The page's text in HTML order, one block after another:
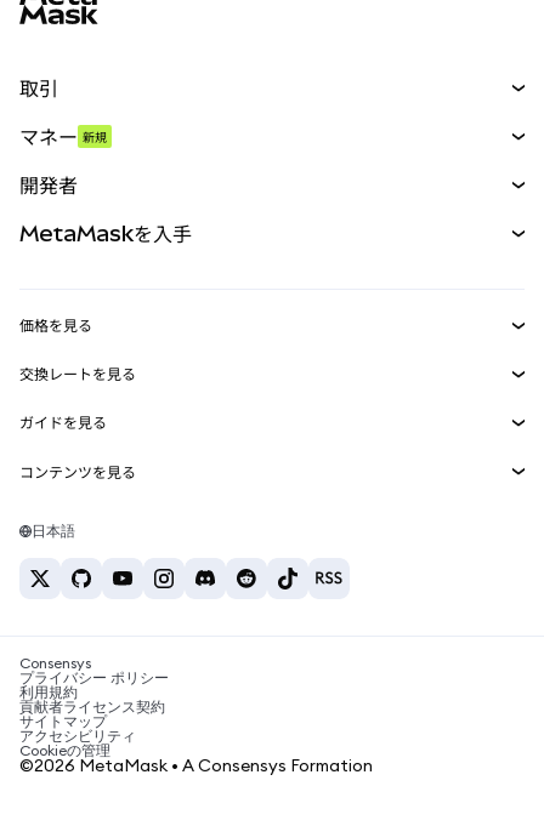
取引
パーペチュアル
RWA
マネー 新規
開発者
MetaMask Connect
Snaps
Web3サービス
MetaMaskを入手
セキュリティ
サポート
キャリア
お問い合わせ
価格を見る
イーサリアムの価格
Solanaの価格
Tetherの価格
交換レートを見る
ETH→USD
USDT→INR
BTC→INR
ETH→USDT
ガイドを見る
ETHの購入
USDTの購入
SHIBの購入
BNBの購入
コンテンツを見る
Solanaウォレット
税制関連ニュース
暗号資産の購入方法は？
ビットコインを売るには？
日本語
Consensys
プライバシー ポリシー
利用規約
貢献者ライセンス契約
サイトマップ
アクセシビリティ
Cookieの管理
©2026 MetaMask • A Consensys Formation